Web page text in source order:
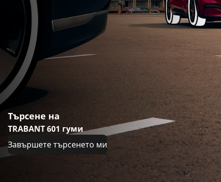
Търсене на
TRABANT 601 гуми
Завършете търсенето ми